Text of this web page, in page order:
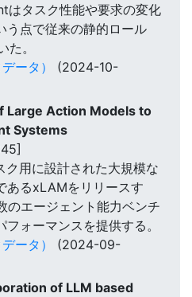
はタスク性能や要求の変化
う点で従来の静的ロール
た。
ータ）
(2024-10-
Large Action Models to
Systems
ク用に設計された大規模な
あるxLAMをリリースす
のエージェント能力ベンチ
ォーマンスを提供する。
ータ）
(2024-09-
of LLM based